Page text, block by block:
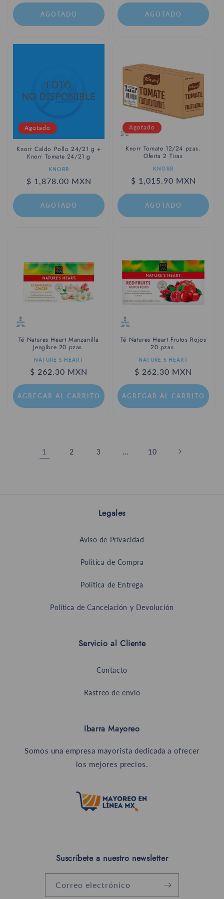
AGOTADO AGOTADO
Agotado
Knorr Caldo Pollo 24/21 g +
Knorr Tomate 24/21 g
Proveedor:KNORR
Precio
habitual
$ 1,878.00 MXN
AGOTADO
Agotado
Knorr Tomate 12/24 pzas.
Oferta 2 Tiras
Proveedor:KNORR
Precio
habitual
$ 1,015.90 MXN
AGOTADO
Té Natures Heart Manzanilla
Jengibre 20 pzas.
Proveedor:NATURE S HEART
Precio
habitual
$ 262.30 MXN
AGREGAR AL CARRITO
Té Natures Heart Frutos Rojos
20 pzas.
Proveedor:NATURE S HEART
Precio
habitual
$ 262.30 MXN
AGREGAR AL CARRITO
1 2 3 … 10
Legales
Aviso de Privacidad
Política de Compra
Política de Entrega
Política de Cancelación y Devolución
Servicio al Cliente
Contacto
Rastreo de envío
Ibarra Mayoreo
Somos una empresa mayorista dedicada a ofrecer
los mejores precios.
Suscríbete a nuestro newsletter
Correo electrónico